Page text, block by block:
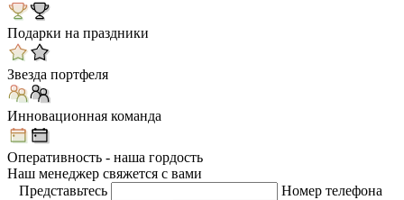
Подарки на праздники
Звезда портфеля
Инновационная команда
Оперативность - наша гордость
Наш менеджер свяжется с вами
Представьтесь
Номер телефона